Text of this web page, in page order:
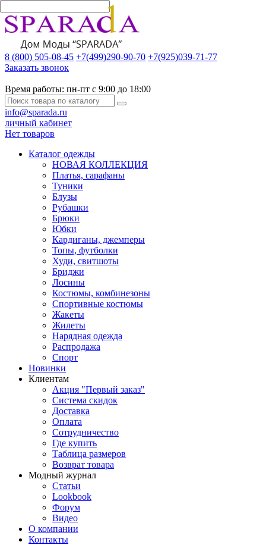
8 (800) 505-08-45 +7(499)290-90-70 +7(925)039-71-77
Заказать звонок
Время работы: пн-пт с 9:00 до 18:00
info@sparada.ru
личный кабинет
Нет товаров
Каталог одежды
НОВАЯ КОЛЛЕКЦИЯ
Платья, сарафаны
Туники
Блузы
Рубашки
Брюки
Юбки
Кардиганы, джемперы
Топы, футболки
Худи, свитшоты
Бриджи
Лосины
Костюмы, комбинезоны
Спортивные костюмы
Жакеты
Жилеты
Нарядная одежда
Распродажа
Спорт
Новинки
Клиентам
Акция "Первый заказ"
Система скидок
Доставка
Оплата
Сотрудничество
Где купить
Таблица размеров
Возврат товара
Модный журнал
Статьи
Lookbook
Форум
Видео
О компании
Контакты